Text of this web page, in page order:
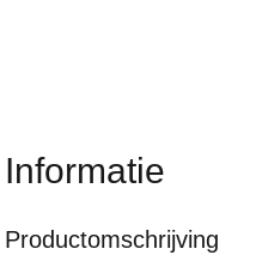
Informatie
Productomschrijving